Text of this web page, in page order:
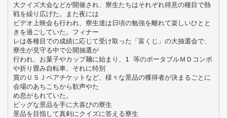
大クイズ大会などが開催され、寮生たちはそれぞれ得意の種目で熱
戦を繰り広げた。また夜には
ビデオ上映会も行われ、寮生達は日頃の勉強を離れて楽しいひとと
きを過ごしていた。フィナー
レは各種目での成績に応じて受け取った「富くじ」の大抽選会で、
寮生が見守る中で公開抽選が
行われ、お菓子やカップ麺に始まり、1 等のポータブルＭＤコンポ
や折り畳み自転車、それに特別
賞のＵＳＪペアチケットなど、様々な景品の獲得者が決まるごとに
会場のあちこちから歓声やた
め息がもれていた。
ビッグな景品を手に大喜びの寮生
景品を目指して真剣にクイズに答える寮生